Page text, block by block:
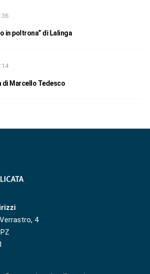
in poltrona” di Lalinga
di Marcello Tedesco
4